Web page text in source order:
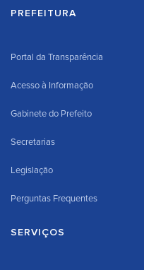
PREFEITURA
Portal da Transparência
Acesso à Informação
Gabinete do Prefeito
Secretarias
Legislação
Perguntas Frequentes
SERVIÇOS